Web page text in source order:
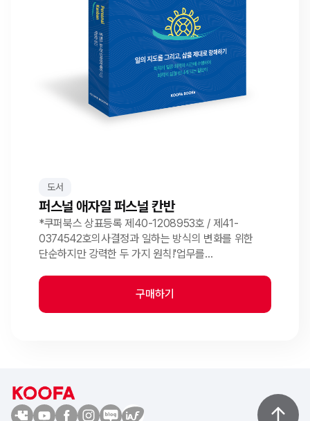
도서
퍼스널 애자일 퍼스널 칸반
*쿠퍼북스 상표등록 제40-1208953호 / 제41-
0374542호의사결정과 일하는 방식의 변화를 위한
단순하지만 강력한 두 가지 원칙!'업무를
제한하라.'퍼스널 칸반은 '업무 시각화'와 '진행 중
업무의 개수 제한', 단 두가지 원칙을 제시합니다. 그러나
이 간단한 ...
구매하기